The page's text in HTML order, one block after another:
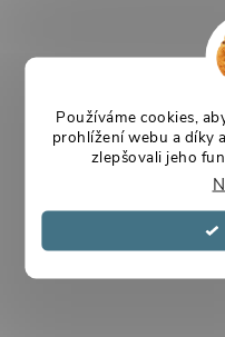
Používáme cookies,
prohlížení webu a díky
zlepšovali jeho